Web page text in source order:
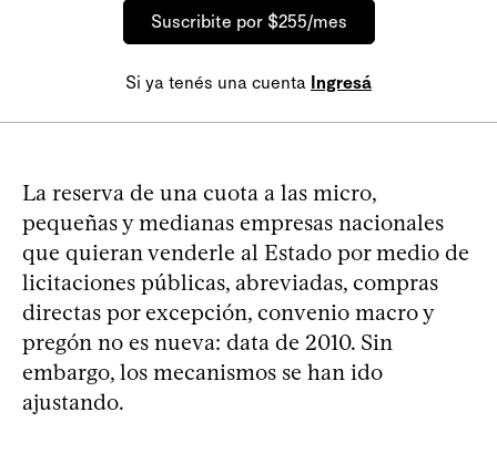
Suscribite por $255/mes
Si ya tenés una cuenta Ingresá
La reserva de una cuota a las micro,
pequeñas y medianas empresas nacionales
que quieran venderle al Estado por medio de
licitaciones públicas, abreviadas, compras
directas por excepción, convenio macro y
pregón no es nueva: data de 2010. Sin
embargo, los mecanismos se han ido
ajustando.